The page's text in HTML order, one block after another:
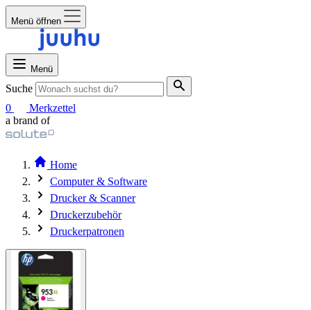
Menü öffnen
Menü
Suche
0
Merkzettel
a brand of
Home
Computer & Software
Drucker & Scanner
Druckerzubehör
Druckerpatronen